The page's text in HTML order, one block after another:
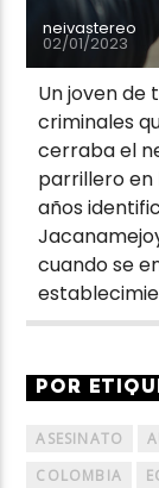
neivastereo
02/01/2023
Un joven de
criminales
cerraba el
parrillero en
años
cuando se
POR
ASESINATO
COLOMBIA